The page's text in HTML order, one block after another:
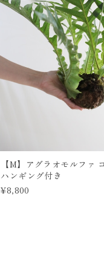
【M】アグラオモルフ
ハンギング付き
¥8,800